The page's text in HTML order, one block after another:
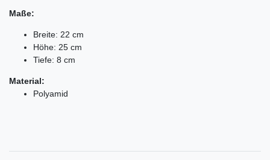
Maße:
Breite: 22 cm
Höhe: 25 cm
Tiefe: 8 cm
Material:
Polyamid